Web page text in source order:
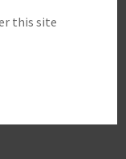
this site